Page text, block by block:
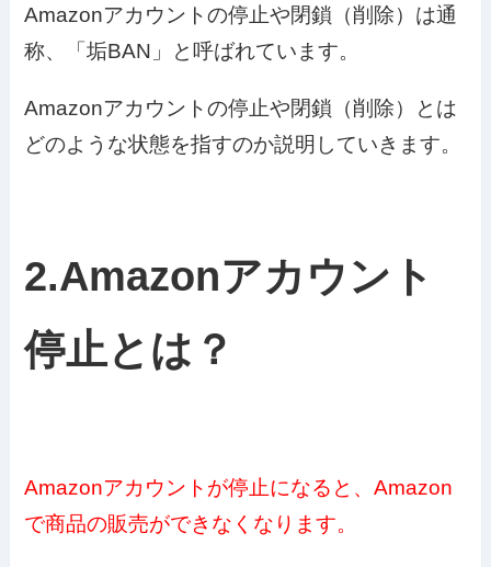
Amazonアカウントの停止や閉鎖（削除）は通
称、「垢BAN」と呼ばれています。
Amazonアカウントの停止や閉鎖（削除）とは
どのような状態を指すのか説明していきます。
2.Amazonアカウント
停止とは？
Amazonアカウントが停止になると、Amazon
で商品の販売ができなくなります。